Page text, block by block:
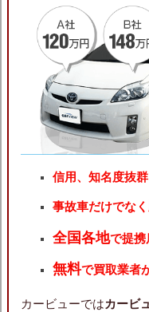
信用、知名度抜
事故車だけでなく
全国各地で提携
無料で買取業者
カービューではカービ